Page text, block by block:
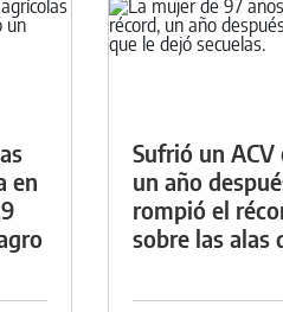
en
Sufrió un ACV
un año
rompió el
sobre las alas